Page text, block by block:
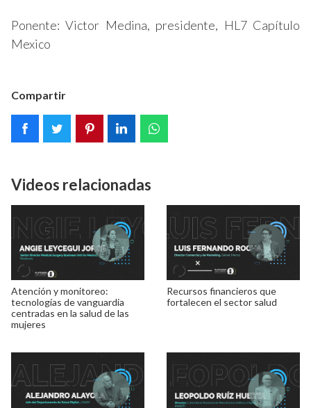
Ponente: Victor Medina, presidente, HL7 Capítulo
Mexico
Compartir
Videos relacionadas
Atención y monitoreo:
tecnologías de vanguardia
centradas en la salud de las
mujeres
Recursos financieros que
fortalecen el sector salud